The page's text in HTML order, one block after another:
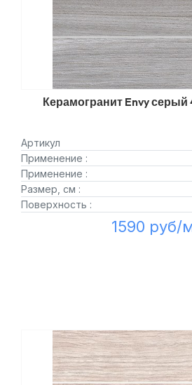
Керамогранит Envy
Артикул
Применение :
Применение :
Размер, см :
Поверхность :
1590 руб/